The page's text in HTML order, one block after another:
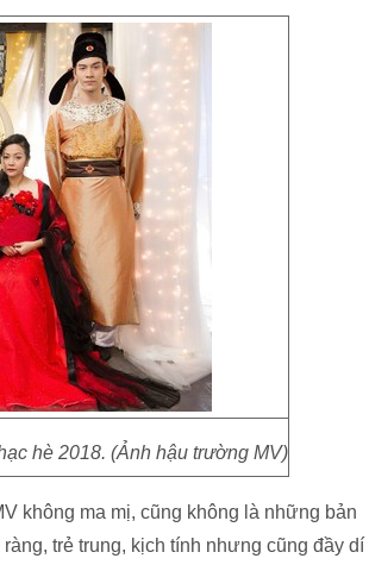
hè 2018. (Ảnh hậu trường MV)
không ma mị, cũng không là những bản
trẻ trung, kịch tính nhưng cũng đầy dí